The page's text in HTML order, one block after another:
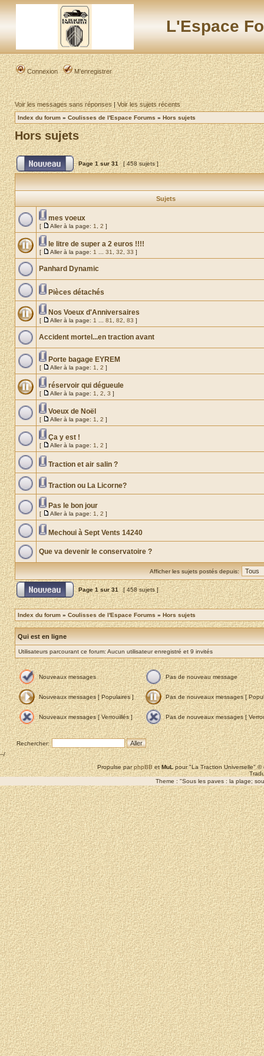
L'Espace
Connexion M’enregistrer
Voir les messages sans réponses|Voir les sujets récents
Index du forum » Coulisses de l'Espace Forums » Hors sujets
Hors sujets
Page1sur31 [ 458 sujets ]
Sujets
mes voeux
[ Aller à la page: 1 2 ]
le litre de super a 2 euros !!!!
[ Aller à la page: 1 31 32 33 ]
Panhard Dynamic
Pièces détachés
Nos Voeux d'Anniversaires
[ Aller à la page: 1 81 82 83 ]
Accident mortel...en traction avant
Porte bagage EYREM
[ Aller à la page: 1 2 ]
réservoir qui dégueule
[ Aller à la page: 1 2 3 ]
Voeux de Noël
[ Aller à la page: 1 2 ]
Ça y est !
[ Aller à la page: 1 2 ]
Traction et air salin ?
Traction ou La Licorne?
Pas le bon jour
[ Aller à la page: 1 2 ]
Mechoui à Sept Vents 14240
Que va devenir le conservatoire ?
Afficher les sujets postés depuis:
Page1sur31 [ 458 sujets ]
Index du forum » Coulisses de l'Espace Forums » Hors sujets
Qui est en ligne
Utilisateurs parcourant ce forum: Aucun utilisateur enregistré et 9 invités
Nouveaux messages Pas de nouveau message
Nouveaux messages [ Populaires ] Pas de nouveaux messages [
Nouveaux messages [ Verrouillés ] Pas de nouveaux messages [
Rechercher:
--/
Propulse parphpBBetMuLpour "La Traction Universelle"
Theme : "Sous les paves : la plage;